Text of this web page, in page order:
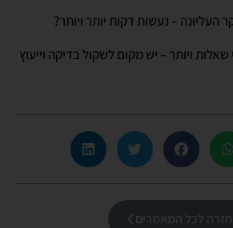
ויותר – יש מקום לשקול בדיקה וייעוץ
חזרה לכל המאמרים